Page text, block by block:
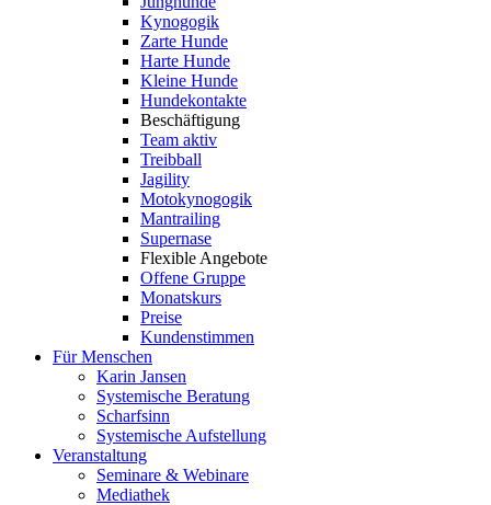
Kynogogik
Zarte Hunde
Harte Hunde
Kleine Hunde
Hundekontakte
Beschäftigung
Team aktiv
Treibball
Jagility
Motokynogogik
Mantrailing
Supernase
Flexible Angebote
Offene Gruppe
Monatskurs
Preise
Kundenstimmen
Für Menschen
Karin Jansen
Systemische Beratung
Scharfsinn
Systemische Aufstellung
Veranstaltung
Seminare & Webinare
Mediathek